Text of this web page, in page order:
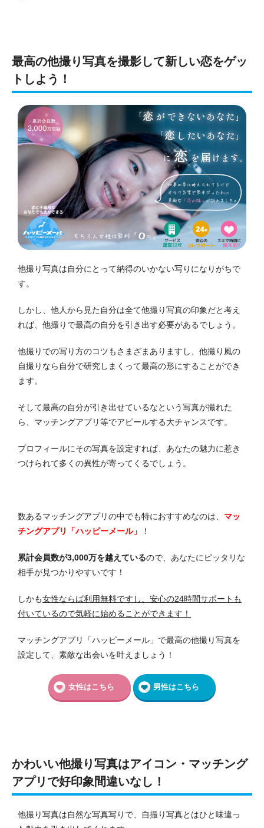
最高の他撮り写真を撮影して新しい恋をゲッ
トしよう！
他撮り写真は自分にとって納得のいかない写りになりがちで
す。
しかし、他人から見た自分は全て他撮り写真の印象だと考え
れば、他撮りで最高の自分を引き出す必要があるでしょう。
他撮りでの写り方のコツもさまざまありますし、他撮り風の
自撮りなら自分で研究しまくって最高の形にすることができ
ます。
そして最高の自分が引き出せているなという写真が撮れた
ら、マッチングアプリ等でアピールする大チャンスです。
プロフィールにその写真を設定すれば、あなたの魅力に惹き
つけられて多くの異性が寄ってくるでしょう。
数あるマッチングアプリの中でも特におすすめなのは、 マッ
チングアプリ「ハッピーメール」
！
累計会員数が3,000万を越えているので、あなたにピッタリな
相手が見つかりやすいです！
しかも女性ならば利用無料ですし、安心の24時間サポートも
付いているので気軽に始めることができます！
マッチングアプリ「ハッピーメール」で最高の他撮り写真を
設定して、素敵な出会いを叶えましょう！
女性はこちら 男性はこちら
かわいい他撮り写真はアイコン・マッチング
アプリで好印象間違いなし！
他撮り写真は自然な写真写りで、自撮り写真とはひと味違っ